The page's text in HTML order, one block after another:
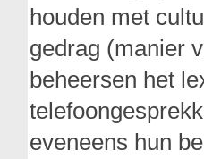
houden met
gedrag (manier
beheersen het
eveneens hun